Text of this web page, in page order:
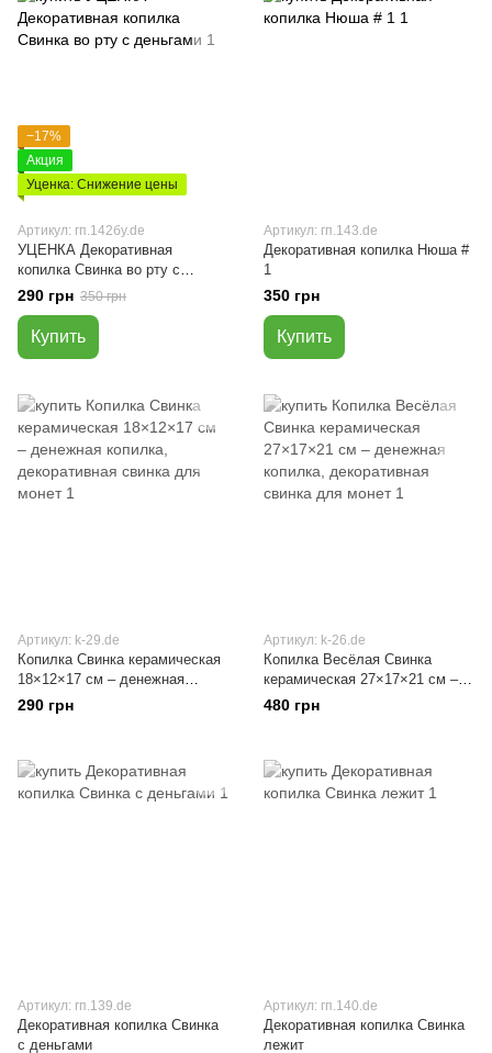
−17%
Акция
Уценка: Снижение цены
Артикул: гп.142бу.de
УЦЕНКА Декоративная
копилка Свинка во рту с
деньгами
290 грн 350 грн
Купить
Артикул: гп.143.de
Декоративная копилка Нюша #
1
350 грн
Купить
Артикул: k-29.de
Копилка Свинка керамическая
18×12×17 см – денежная
копилка, декоративная свинка
для монет
290 грн
Артикул: k-26.de
Копилка Весёлая Свинка
керамическая 27×17×21 см –
денежная копилка,
декоративная свинка для
480 грн
Артикул: гп.139.de
Декоративная копилка Свинка
с деньгами
Артикул: гп.140.de
Декоративная копилка Свинка
лежит